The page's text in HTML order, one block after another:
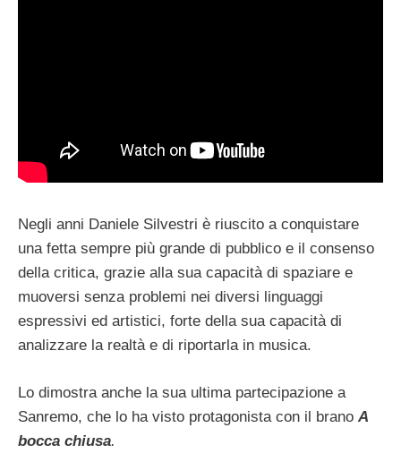
Negli anni Daniele Silvestri è riuscito a conquistare
una fetta sempre più grande di pubblico e il consenso
della critica, grazie alla sua capacità di spaziare e
muoversi senza problemi nei diversi linguaggi
espressivi ed artistici, forte della sua capacità di
analizzare la realtà e di riportarla in musica.
Lo dimostra anche la sua ultima partecipazione a
Sanremo, che lo ha visto protagonista con il brano A
bocca chiusa.